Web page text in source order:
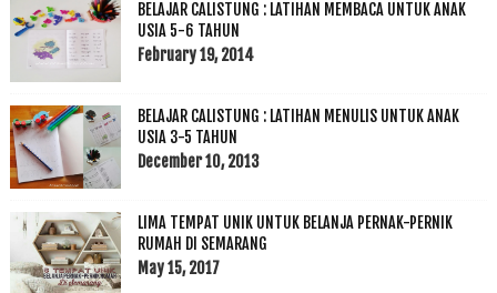
BELAJAR CALISTUNG : LATIHAN MEMBACA UNTUK ANAK
USIA 5-6 TAHUN
February 19, 2014
BELAJAR CALISTUNG : LATIHAN MENULIS UNTUK ANAK
USIA 3-5 TAHUN
December 10, 2013
LIMA TEMPAT UNIK UNTUK BELANJA PERNAK-PERNIK
RUMAH DI SEMARANG
May 15, 2017